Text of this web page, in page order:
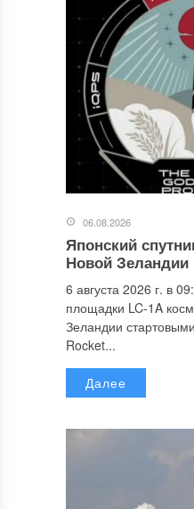
06.08.2026
Японский
Новой Зеландии
6 августа 2026 г. в
площадки LC-1A
Зеландии
Rocket...
Далее